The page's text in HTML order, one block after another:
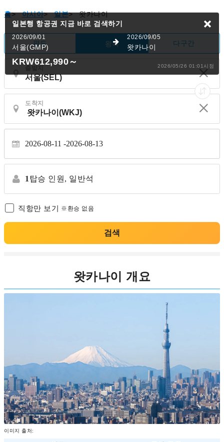
홈> 아시아> 일본> 왓카나이
편도 왕복 다구간
도착지
2026-08-11 2026-08-13
1 탑승 인원, 일반석
직항만 보기 ※환승 없음
검색
일본행 항공권 지금 바로 검색하기
2026/09/01
서울(GMP)
2026/09/05
왓카나이
KRW612,990～ 2026/05/26 01:01시점
왓카나이 개요
이미지 출처: